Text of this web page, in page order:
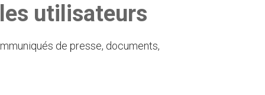
utilisateurs
de presse, documents,